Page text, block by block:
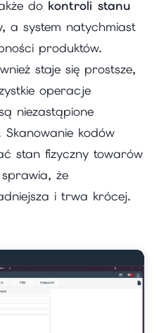
do kontroli stanu
a system natychmiast
produktów.
staje się prostsze,
operacje
niezastąpione
Skanowanie kodów
stan fizyczny towarów
że
i trwa krócej.